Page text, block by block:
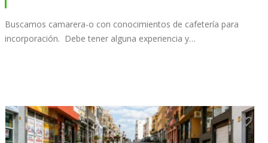
Buscamos camarera-o con conocimientos de cafetería para
incorporación. Debe tener alguna experiencia y…